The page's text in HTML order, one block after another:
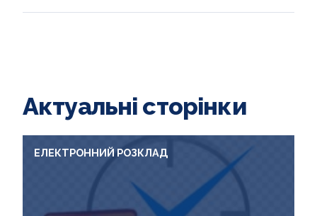
Актуальні сторінки
ЕЛЕКТРОННИЙ РОЗКЛАД